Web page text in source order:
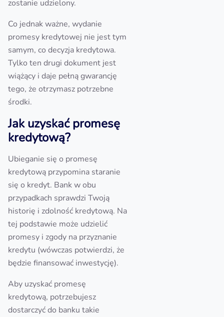
zostanie udzielony.
Co jednak ważne, wydanie
promesy kredytowej nie jest tym
samym, co decyzja kredytowa.
Tylko ten drugi dokument jest
wiążący i daje pełną gwarancję
tego, że otrzymasz potrzebne
środki.
Jak uzyskać promesę
kredytową?
Ubieganie się o promesę
kredytową przypomina staranie
się o kredyt. Bank w obu
przypadkach sprawdzi Twoją
historię i zdolność kredytową. Na
tej podstawie może udzielić
promesy i zgody na przyznanie
kredytu (wówczas potwierdzi, że
będzie finansować inwestycję).
Aby uzyskać promesę
kredytową, potrzebujesz
dostarczyć do banku takie